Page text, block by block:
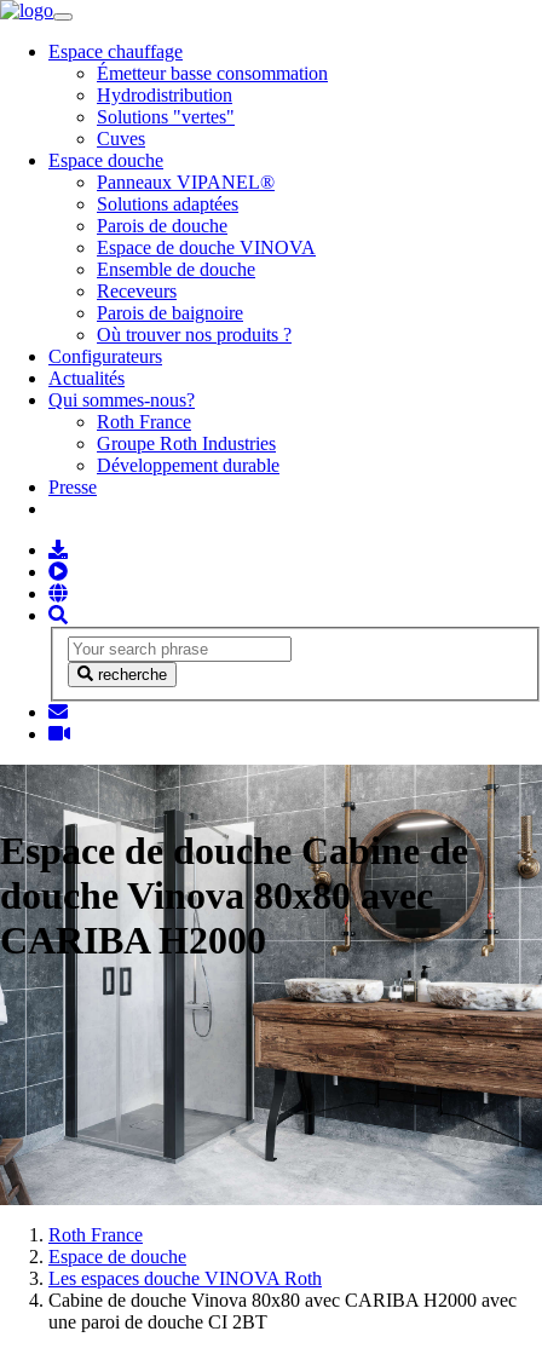
Espace chauffage
Émetteur basse consommation
Hydrodistribution
Solutions "vertes"
Cuves
Espace douche
Panneaux VIPANEL®
Solutions adaptées
Parois de douche
Espace de douche VINOVA
Ensemble de douche
Receveurs
Parois de baignoire
Où trouver nos produits ?
Configurateurs
Actualités
Qui sommes-nous?
Roth France
Groupe Roth Industries
Développement durable
Presse
recherche
Espace de douche Cabine de
douche Vinova 80x80 avec
CARIBA H2000
Vous
êtes
Roth France
Espace de douche
Les espaces douche VINOVA Roth
Cabine de douche Vinova 80x80 avec CARIBA H2000 avec
une paroi de douche CI 2BT